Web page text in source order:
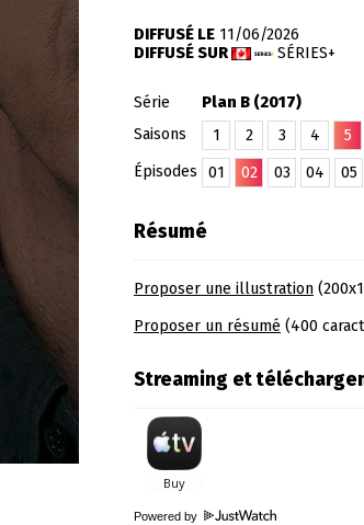
DIFFUSÉ LE 11/06/2026
DIFFUSÉ SUR
SÉRIES+
Série
Plan B (2017)
Saisons
1 2 3 4
5
Épisodes
01 02 03 04 05
Résumé
Proposer une illustration
Proposer un résumé (400
Streaming et
Powered by